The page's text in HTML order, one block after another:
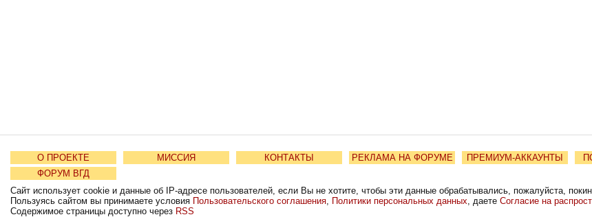
О ПРОЕКТЕ МИССИЯ КОНТАКТЫ РЕКЛАМА НА ФОРУМЕ ПРЕМИУМ-АККАУНТЫ
ФОРУМ ВГД
Сайт использует cookie и данные об IP-адресе пользователей, если Вы не хотите, чтобы эти данные обрабатывались, пожалуйста,
Пользуясь сайтом вы принимаете условия Пользовательского соглашения, Политики персональных данных, даете Согласие на
Содержимое страницы доступно через RSS